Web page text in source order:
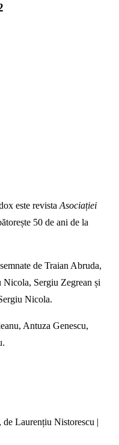
este revista Asociației
50 de ani de la
de Traian Abruda,
Sergiu Zegrean și
Nicola.
Antuza Genescu,
, de Laurențiu Nistorescu |